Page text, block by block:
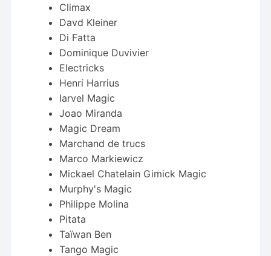
Climax
Davd Kleiner
Di Fatta
Dominique Duvivier
Electricks
Henri Harrius
Iarvel Magic
Joao Miranda
Magic Dream
Marchand de trucs
Marco Markiewicz
Mickael Chatelain Gimick Magic
Murphy's Magic
Philippe Molina
Pitata
Taïwan Ben
Tango Magic